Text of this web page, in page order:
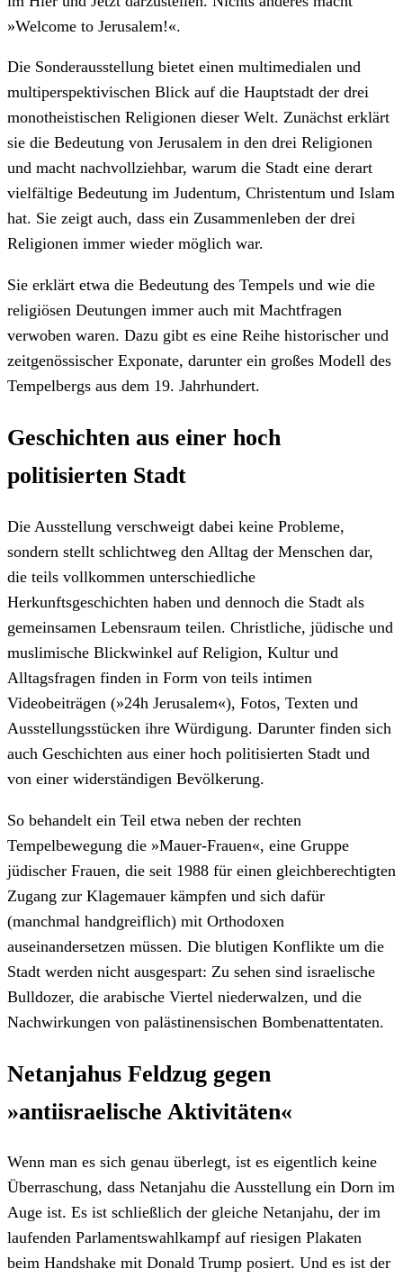
»Welcome to Jerusalem!«.
Die Sonderausstellung bietet einen multimedialen und
multiperspektivischen Blick auf die Hauptstadt der drei
monotheistischen Religionen dieser Welt. Zunächst erklärt
sie die Bedeutung von Jerusalem in den drei Religionen
und macht nachvollziehbar, warum die Stadt eine derart
vielfältige Bedeutung im Judentum, Christentum und Islam
hat. Sie zeigt auch, dass ein Zusammenleben der drei
Religionen immer wieder möglich war.
Sie erklärt etwa die Bedeutung des Tempels und wie die
religiösen Deutungen immer auch mit Machtfragen
verwoben waren. Dazu gibt es eine Reihe historischer und
zeitgenössischer Exponate, darunter ein großes Modell des
Tempelbergs aus dem 19. Jahrhundert.
Geschichten aus einer hoch
politisierten Stadt
Die Ausstellung verschweigt dabei keine Probleme,
sondern stellt schlichtweg den Alltag der Menschen dar,
die teils vollkommen unterschiedliche
Herkunftsgeschichten haben und dennoch die Stadt als
gemeinsamen Lebensraum teilen. Christliche, jüdische und
muslimische Blickwinkel auf Religion, Kultur und
Alltagsfragen finden in Form von teils intimen
Videobeiträgen (»24h Jerusalem«), Fotos, Texten und
Ausstellungsstücken ihre Würdigung. Darunter finden sich
auch Geschichten aus einer hoch politisierten Stadt und
von einer widerständigen Bevölkerung.
So behandelt ein Teil etwa neben der rechten
Tempelbewegung die »Mauer-Frauen«, eine Gruppe
jüdischer Frauen, die seit 1988 für einen gleichberechtigten
Zugang zur Klagemauer kämpfen und sich dafür
(manchmal handgreiflich) mit Orthodoxen
auseinandersetzen müssen. Die blutigen Konflikte um die
Stadt werden nicht ausgespart: Zu sehen sind israelische
Bulldozer, die arabische Viertel niederwalzen, und die
Nachwirkungen von palästinensischen Bombenattentaten.
Netanjahus Feldzug gegen
»antiisraelische Aktivitäten«
Wenn man es sich genau überlegt, ist es eigentlich keine
Überraschung, dass Netanjahu die Ausstellung ein Dorn im
Auge ist. Es ist schließlich der gleiche Netanjahu, der im
laufenden Parlamentswahlkampf auf riesigen Plakaten
beim Handshake mit Donald Trump posiert. Und es ist der